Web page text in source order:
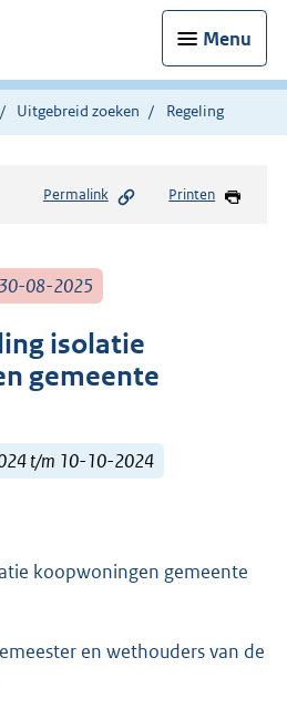
Menu
Uitgebreid zoeken Regeling
Permalink Printen
30-08-2025
isolatie
gemeente
t/m 10-10-2024
koopwoningen gemeente
en wethouders van de